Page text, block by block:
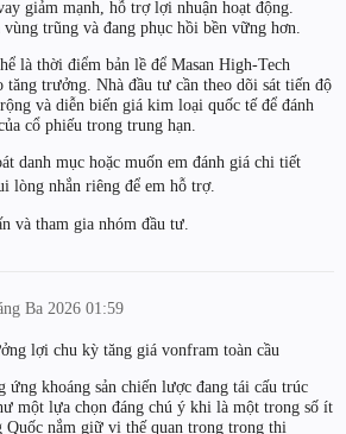
giảm mạnh, hỗ trợ lợi nhuận hoạt động.
trũng và đang phục hồi bền vững hơn.
là thời điểm bản lề để Masan High-Tech
tăng trưởng. Nhà đầu tư cần theo dõi sát tiến độ
và diễn biến giá kim loại quốc tế để đánh
cổ phiếu trong trung hạn.
danh mục hoặc muốn em đánh giá chi tiết
lòng nhắn riêng để em hỗ trợ.
và tham gia nhóm đầu tư.
Ba 2026 01:59
lợi chu kỳ tăng giá vonfram toàn cầu
ứng khoáng sản chiến lược đang tái cấu trúc
một lựa chọn đáng chú ý khi là một trong số ít
Quốc nắm giữ vị thế quan trọng trong thị